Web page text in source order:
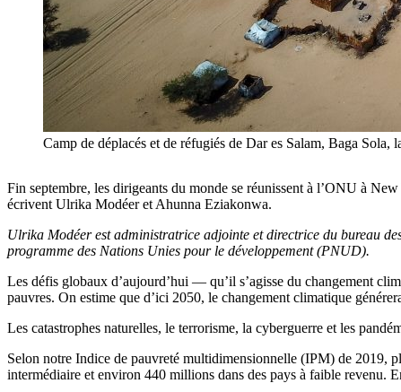
Camp de déplacés et de réfugiés de Dar es Salam, Baga
Fin septembre, les dirigeants du monde se réunissent à l’ONU à
écrivent Ulrika Modéer et Ahunna Eziakonwa.
Ulrika Modéer est administratrice adjointe et directrice du bureau
programme des Nations Unies pour le développement (PNUD).
Les défis globaux d’aujourd’hui — qu’il s’agisse du changement
pauvres. On estime que d’ici 2050, le changement climatique
Les catastrophes naturelles, le terrorisme, la cyberguerre et les
Selon notre Indice de pauvreté multidimensionnelle (IPM) de 2019,
intermédiaire et environ 440 millions dans des pays à faible revenu.